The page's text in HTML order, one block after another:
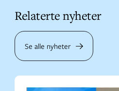
Relaterte nyheter
Se alle nyheter